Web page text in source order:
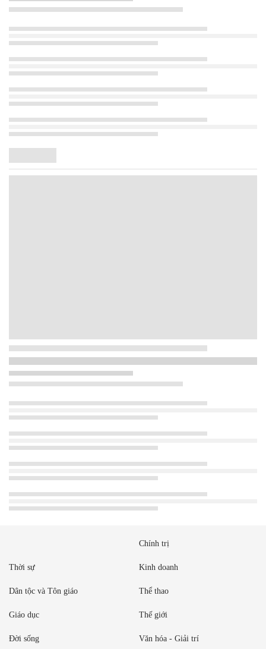
Chính trị
Thời sự Kinh doanh
Dân tộc và Tôn giáo Thể thao
Giáo dục Thế giới
Đời sống Văn hóa - Giải trí